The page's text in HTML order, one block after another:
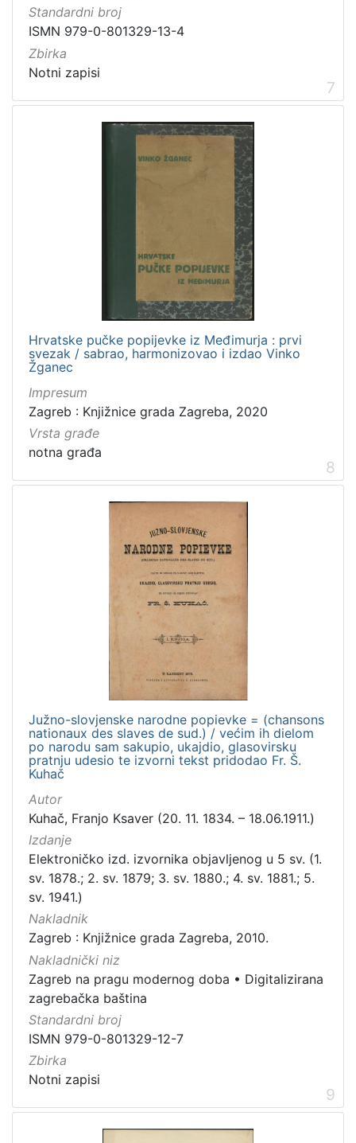
Standardni broj
ISMN 979-0-801329-13-4
Zbirka
Notni zapisi
7
Hrvatske pučke popijevke iz Međimurja : prvi
svezak / sabrao, harmonizovao i izdao Vinko
Žganec
Impresum
Zagreb : Knjižnice grada Zagreba, 2020
Vrsta građe
notna građa
8
Južno-slovjenske narodne popievke = (chansons
nationaux des slaves de sud.) / većim ih dielom
po narodu sam sakupio, ukajdio, glasovirsku
pratnju udesio te izvorni tekst pridodao Fr. Š.
Kuhač
Autor
Kuhač, Franjo Ksaver (20. 11. 1834. – 18.06.1911.)
Izdanje
Elektroničko izd. izvornika objavljenog u 5 sv. (1.
sv. 1878.; 2. sv. 1879; 3. sv. 1880.; 4. sv. 1881.; 5.
sv. 1941.)
Nakladnik
Zagreb : Knjižnice grada Zagreba, 2010.
Nakladnički niz
Zagreb na pragu modernog doba • Digitalizirana
zagrebačka baština
Standardni broj
ISMN 979-0-801329-12-7
Zbirka
Notni zapisi
9